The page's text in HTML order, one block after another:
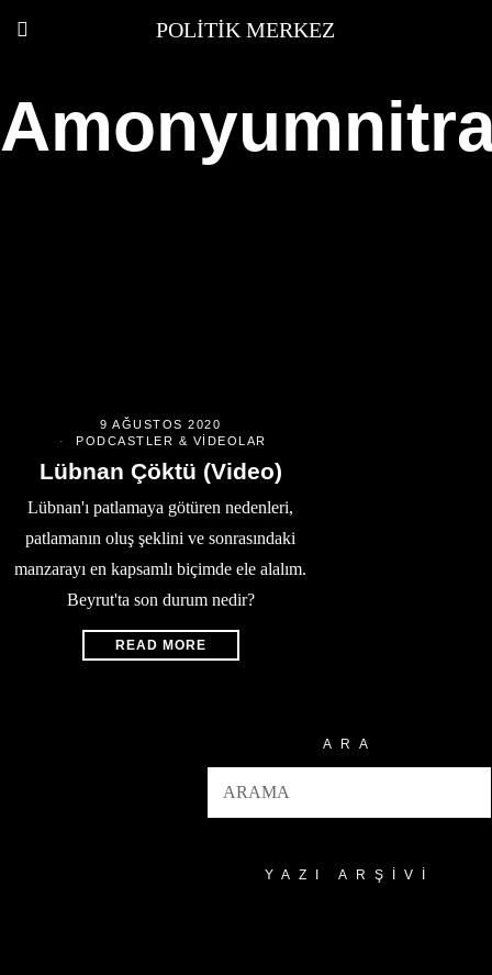
POLITIK MERKEZ
9 AĞUSTOS 2020
PODCASTLER & VIDEOLAR
Lübnan Çöktü (Video)
Lübnan'ı patlamaya götüren nedenleri,
patlamanın oluş şeklini ve sonrasındaki
manzarayı en kapsamlı biçimde ele alalım.
Beyrut'ta son durum nedir?
READ MORE
ARA
YAZI ARŞIVI